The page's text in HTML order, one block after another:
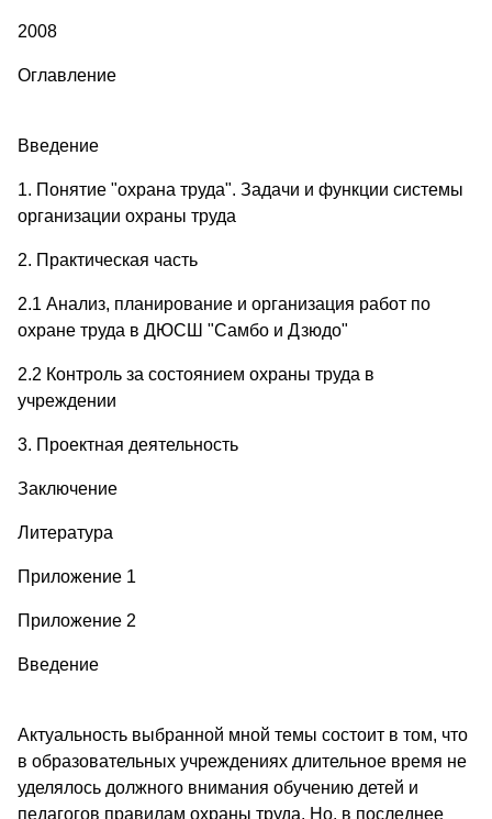
2008
Оглавление
Введение
1. Понятие "охрана труда". Задачи и функции системы
организации охраны труда
2. Практическая часть
2.1 Анализ, планирование и организация работ по
охране труда в ДЮСШ "Самбо и Дзюдо"
2.2 Контроль за состоянием охраны труда в
учреждении
3. Проектная деятельность
Заключение
Литература
Приложение 1
Приложение 2
Введение
Актуальность выбранной мной темы состоит в том, что
в образовательных учреждениях длительное время не
уделялось должного внимания обучению детей и
педагогов правилам охраны труда. Но, в последнее